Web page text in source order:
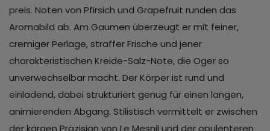
preis. Noten von Pfirsich und Grapefruit runden das
Aromabild ab. Am Gaumen überzeugt er mit feiner,
cremiger Perlage, straffer Frische und jener
charakteristischen Kreide-Salz-Note, die Oger so
unverwechselbar macht. Der Körper ist rund und
einladend, dabei strukturiert genug für einen langen,
animierenden Abgang. Stilistisch vermittelt er zwischen
der kargen Präzision von Le Mesnil und der opulenteren